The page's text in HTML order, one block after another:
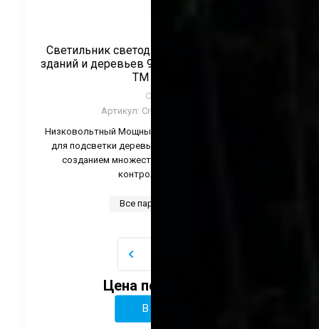
Светильник светодиодный для подсветки
зданий и деревьев 96Вт 24V RGB упр-е DMX
ТМ CRANE
CRANE
Артикул: Cr-CTL-BYZ96-RGB
Низковольтный Мощный регулируемый светильник
для подсветки деревьев, зданий и памятников. С
созданием множества эффектов благодаря
контроллеру DMX.
Все параметры
Цена по запросу
В корзину